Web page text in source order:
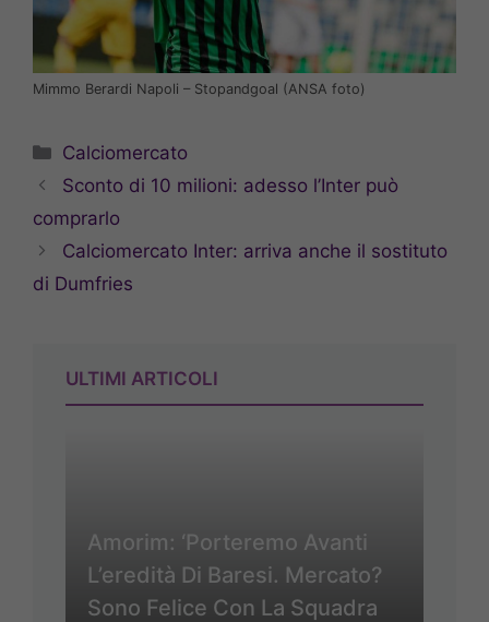
Mimmo Berardi Napoli – Stopandgoal (ANSA foto)
Categorie
Calciomercato
Sconto di 10 milioni: adesso l’Inter può
comprarlo
Calciomercato Inter: arriva anche il sostituto
di Dumfries
ULTIMI ARTICOLI
Amorim: ‘Porteremo Avanti
L’eredità Di Baresi. Mercato?
Sono Felice Con La Squadra